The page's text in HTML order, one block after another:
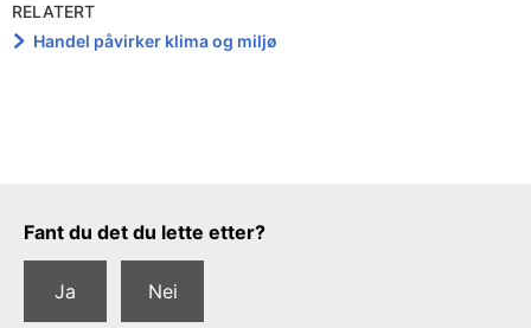
RELATERT
Handel påvirker klima og miljø
Tilbakemeldingsskjema
Fant du det du lette etter?
Ja Nei